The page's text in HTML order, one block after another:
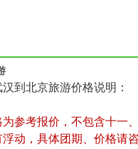
到北京旅游价格说明：
为参考报价，不包含十一
浮动，具体团期、价格请